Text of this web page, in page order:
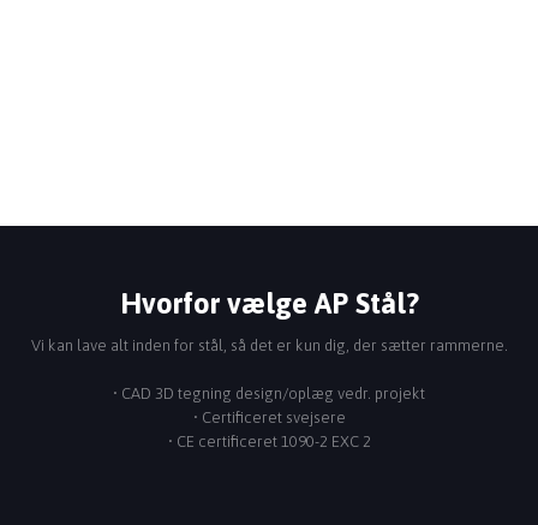
Hvorfor vælge AP Stål?
Vi kan lave alt inden for stål, så det er kun dig, der sætter rammerne.
• CAD 3D tegning design/oplæg vedr. projekt
​• Certificeret svejsere
​• CE certificeret 1090-2 EXC 2